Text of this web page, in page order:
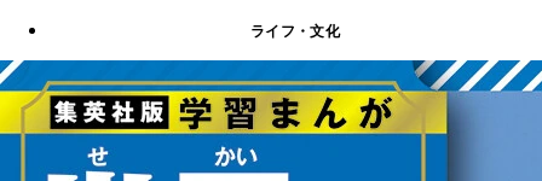
ライフ・文化